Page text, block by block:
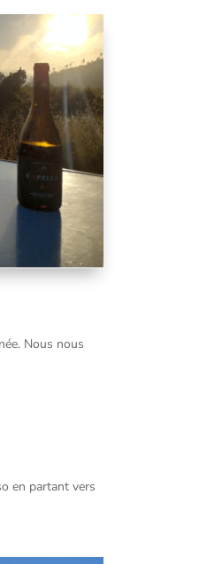
Nous nous
en partant vers